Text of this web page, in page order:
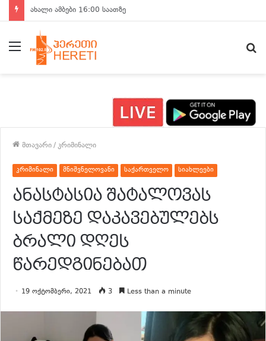
ახალი ამბები 15:00 საათზე
მენიუ
მთავარი/კრიმინალი
კრიმინალი მნიშვნელოვანი საქართველო სიახლეები
ანასტასია შატალოვას
საქმეზე დაკავებულებს
ბრალი დღეს
წარედგინებათ
19 ოქტომბერი, 2021 3 Less than a minute